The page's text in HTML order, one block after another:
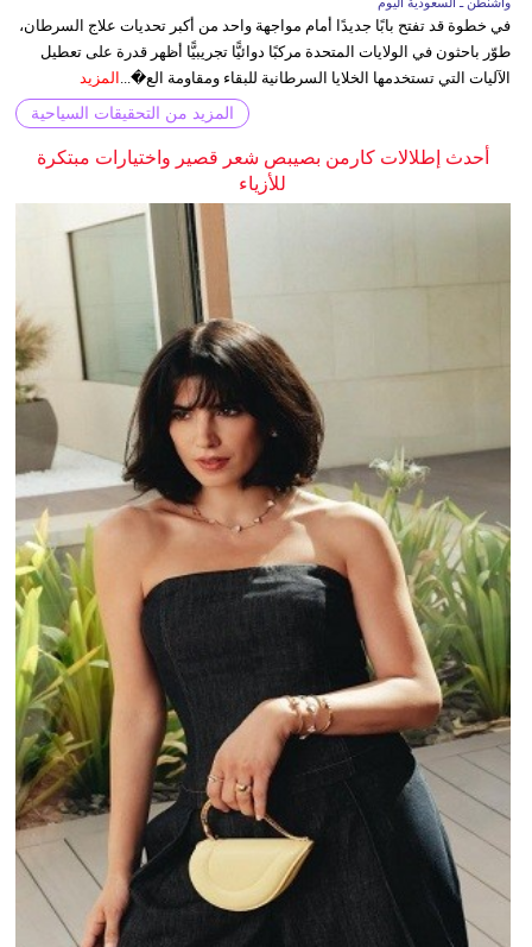
في خطوة قد تفتح بابًا جديدًا أمام مواجهة واحد من أكبر تحديات علاج السرطان،
طوّر باحثون في الولايات المتحدة مركبًا دوائيًّا تجريبيًّا أظهر قدرة على تعطيل
الآليات التي تستخدمها الخلايا السرطانية للبقاء ومقاومة الع�... المزيد
المزيد من التحقيقات السياحية
أحدث إطلالات كارمن بصيبص شعر قصير واختيارات مبتكرة
للأزياء